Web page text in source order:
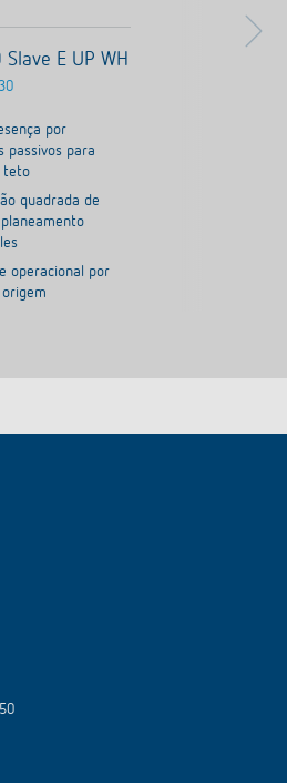
E UP WH
por
passivos para
teto
quadrada de
operacional por